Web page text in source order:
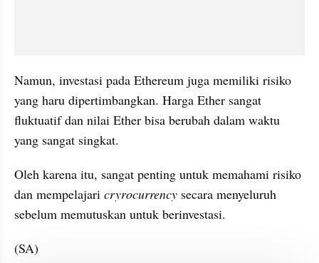
Namun, investasi pada Ethereum juga memiliki risiko
yang haru dipertimbangkan. Harga Ether sangat
fluktuatif dan nilai Ether bisa berubah dalam waktu
yang sangat singkat.
Oleh karena itu, sangat penting untuk memahami risiko
dan mempelajari cryrocurrency secara menyeluruh
sebelum memutuskan untuk berinvestasi.
(SA)